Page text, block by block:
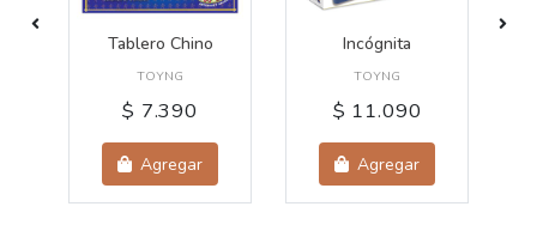
Tablero Chino
TOYNG
$ 7.390
Agregar
Incógnita
TOYNG
$ 11.090
Agregar